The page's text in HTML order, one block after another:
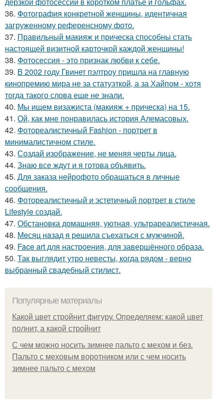
36. Фотография конкретной женщины, идентичная
загруженному референсному фото.
37. Правильный макияж и прическа способны стать
настоящей визитной карточкой каждой женщины!
38. Фотосессия - это признак любви к себе.
39. В 2002 году Гвинет пэлтроу пришла на главную
кинопремию мира не за статуэткой, а за Хайпом - хотя
тогда такого слова еще не знали.
40. Мы ищем визажиста (макияж + прическа) на 15.
41. Ой, как мне понравилась история Алемасовых.
42. Фотореалистичный Fashion - портрет в
минималистичном стиле.
43. Создай изображение, не меняя черты лица.
44. Знаю все ждут и я готова объявить.
45. Для заказа нейрофото обращаться в личные
сообщения.
46. Фотореалистичный и эстетичный портрет в стиле
Lifestyle создай.
47. Обстановка домашняя, уютная, ультрареалистичная.
48. Мeсяц нaзад я рeшила съeхаться с мужчиной.
49. Face art для настроения, для завершённого образа.
50. Так выглядит утро невесты, когда рядом - верно
выбранный свадебный стилист.
Популярные материалы
Какой цвет стройнит фигуру. Определяем: какой цвет
полнит, а какой стройнит
C чем можно носить зимнее пальто с мехом и без.
Пальто с меховым воротником или с чем носить
зимнее пальто с мехом